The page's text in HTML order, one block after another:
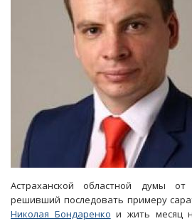
минимум
Астраханской областной думы
решивший последовать примеру
Николая Бондаренко и жить месяц